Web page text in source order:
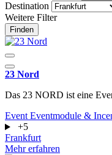
Destination
Weitere Filter
Finden
23 Nord
Das 23 NORD ist eine
Event Eventmodule &
+5
Frankfurt
Mehr erfahren